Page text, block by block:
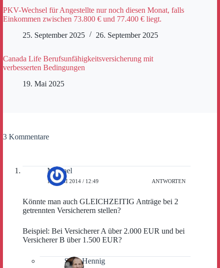
PKV-Wechsel für Angestellte nur noch diesen Monat, falls
Einkommen zwischen 73.800 € und 77.400 € liegt.
25. September 2025
26. September 2025
Canada Life Berufsunfähigkeitsversicherung mit
verbesserten Bedingungen
19. Mai 2025
3 Kommentare
Michael
11. JUNI 2014 / 12:49 ANTWORTEN
Könnte man auch GLEICHZEITIG Anträge bei 2
getrennten Versicherern stellen?
Beispiel: Bei Versicherer A über 2.000 EUR und bei
Versicherer B über 1.500 EUR?
Sven Hennig